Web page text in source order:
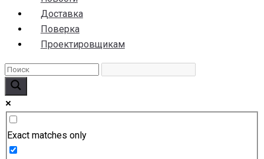
Доставка
Поверка
Проектировщикам
Exact matches only